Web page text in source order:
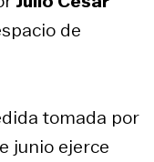
de
tomada por
junio ejerce